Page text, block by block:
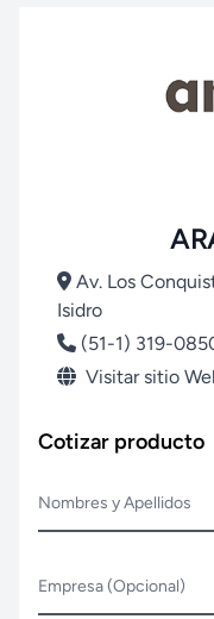
Av. Los
Isidro
(51-1) 319-
Visitar sitio
Cotizar producto
Nombres y Apellidos
Empresa (Opcional)